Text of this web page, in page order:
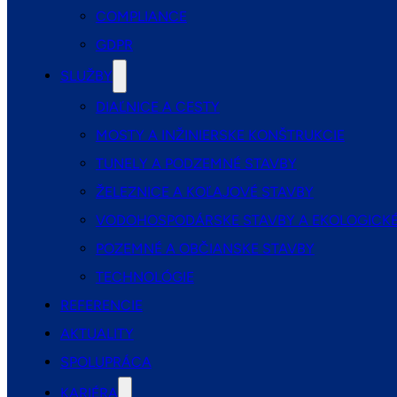
COMPLIANCE
GDPR
SLUŽBY
DIAĽNICE A CESTY
MOSTY A INŽINIERSKE KONŠTRUKCIE
TUNELY A PODZEMNÉ STAVBY
ŽELEZNICE A KOĽAJOVÉ STAVBY
VODOHOSPODÁRSKE STAVBY A
POZEMNÉ A OBČIANSKE STAVBY
TECHNOLÓGIE
REFERENCIE
AKTUALITY
SPOLUPRÁCA
KARIÉRA